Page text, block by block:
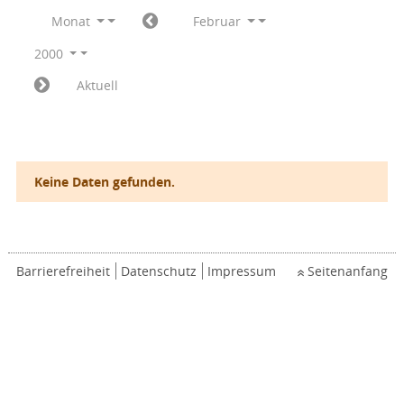
Monat
Februar
2000
Aktuell
Keine Daten gefunden.
Barrierefreiheit Datenschutz Impressum Seitenanfang